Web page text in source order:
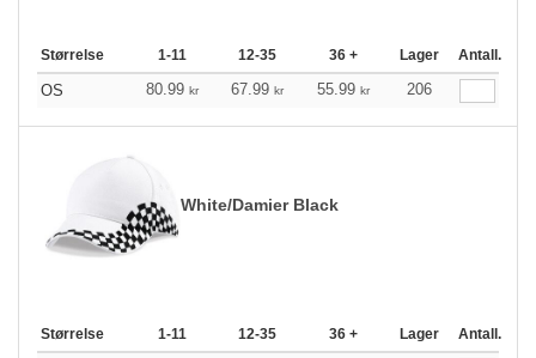
Størrelse 1-11 12-35 36 + Lager Antall.
OS 80.99 kr 67.99 kr 55.99 kr 206
White/Damier Black
Størrelse 1-11 12-35 36 + Lager Antall.